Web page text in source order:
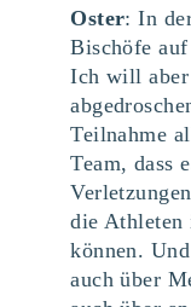
Oster: In
Bischöfe
Ich will aber
Teilnahme
Team, dass
die Athleten
können.
auch über